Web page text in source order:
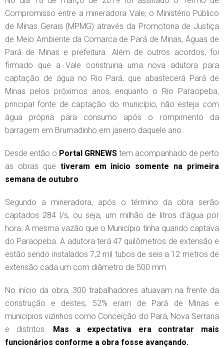
Compromisso entre a mineradora Vale, o Ministério Público
de Minas Gerais (MPMG) através da Promotoria de Justiça
de Meio Ambiente da Comarca de Pará de Minas, Águas de
Pará de Minas e prefeitura. Além de outros acordos, foi
firmado que a Vale construiria uma nova adutora para
captação de água no Rio Pará, que abastecerá Pará de
Minas pelos próximos anos, enquanto o Rio Paraopeba,
principal fonte de captação do município, não esteja com
água própria para consumo após o rompimento da
barragem em Brumadinho em janeiro daquele ano.
Desde então o Portal GRNEWS tem acompanhado de perto
as obras que tiveram em inicio somente na primeira
semana de outubro.
Segundo a mineradora, após o término da obra serão
captados 284 l/s, ou seja, um milhão de litros d’água por
hora. A mesma vazão que o Município tinha quando captava
do Paraopeba. A adutora terá 47 quilômetros de extensão e
estão sendo instalados 7,2 mil tubos de seis a 12 metros de
extensão cada um com diâmetro de 500 mm.
No início da obra, 300 trabalhadores atuavam na frente da
construção e destes, 52% eram de Pará de Minas e
municípios vizinhos como Conceição do Pará, Nova Serrana
e distritos.
Mas a expectativa era contratar mais
funcionários conforme a obra fosse avançando.